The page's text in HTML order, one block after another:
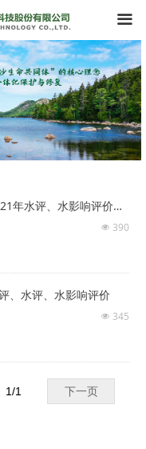
끀
2021年水评、水影响评价项目汇总
넶 390
、水评、水影响评价
넶 345
下一页
1/1